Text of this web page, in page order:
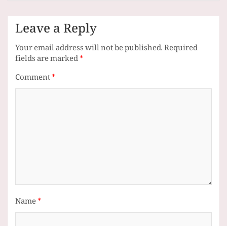
Leave a Reply
Your email address will not be published.Required
fields are marked*
Comment*
Name*